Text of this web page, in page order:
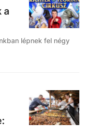
a
lépnek fel négy